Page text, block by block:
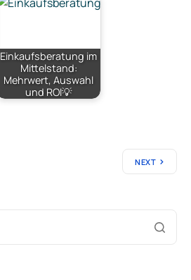
Einkaufsberatung im
Mittelstand:
Mehrwert, Auswahl
und ROI💡
NEXT